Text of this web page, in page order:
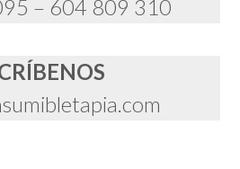
– 604 809 310